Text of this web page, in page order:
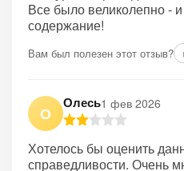
Все было великолепно -
содержание!
Вам был полезен этот отзыв?
О
Олесь1 фев 2026
Хотелось бы оценить
справедливости. Очень